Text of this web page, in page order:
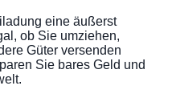
eine äußerst
ob Sie umziehen,
Güter versenden
Sie bares Geld und